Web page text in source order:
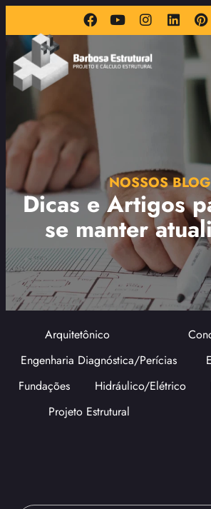
NOSSOS BLOG
Dicas e Artigos
se manter
Arquitetônico
Engenharia Diagnóstica/Perícias
Fundações
Hidráulico/Elétrico
Projeto Estrutural